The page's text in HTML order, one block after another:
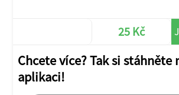
25 Kč
Chcete více? Tak si stáhněte
aplikaci!